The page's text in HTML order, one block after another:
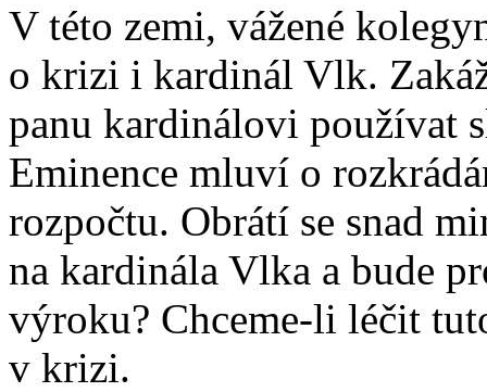
V této zemi, vážené
o krizi i kardinál Vlk.
panu kardinálovi používat
Eminence mluví o
rozpočtu. Obrátí se snad
na kardinála Vlka a bude
výroku? Chceme-li léčit
v krizi.